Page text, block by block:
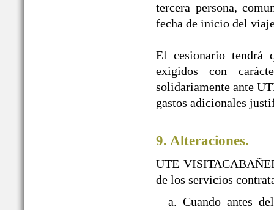
tercera persona,
fecha de inicio del
El cesionario tendrá
exigidos con
solidariamente ante
gastos adicionales
9. Alteraciones.
UTE
de los servicios
a. Cuando antes